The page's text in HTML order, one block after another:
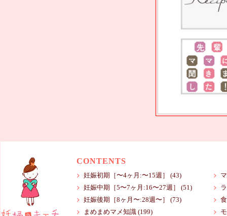
CONTENTS
妊娠初期［〜4ヶ月:〜15週］
(43)
妊娠中期［5〜7ヶ月:16〜27週］
(51)
妊娠後期［8ヶ月〜:28週〜］
(73)
まめまめマメ知識 (199)